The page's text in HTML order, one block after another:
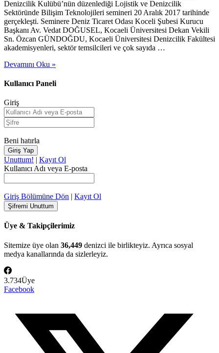
Denizcilik Kulübü’nün düzenlediği Lojistik ve Denizcilik
Sektöründe Bilişim Teknolojileri semineri 20 Aralık 2017 tarihinde
gerçekleşti. Seminere Deniz Ticaret Odası Koceli Şubesi Kurucu
Başkanı Av. Vedat DOĞUSEL, Kocaeli Üniversitesi Dekan Vekili
Sn. Özcan GÜNDOĞDU, Kocaeli Üniversitesi Denizcilik Fakültesi
akademisyenleri, sektör temsilcileri ve çok sayıda …
Devamını Oku »
Kullanıcı Paneli
Giriş
Beni hatırla
Unuttum! | Kayıt Ol
Kullanıcı Adı veya E-posta
Giriş Bölümüne Dön | Kayıt Ol
Üye & Takipçilerimiz
Sitemize üye olan 36,449 denizci ile birlikteyiz. Ayrıca sosyal
medya kanallarında da sizlerleyiz.
3.734Üye
Facebook